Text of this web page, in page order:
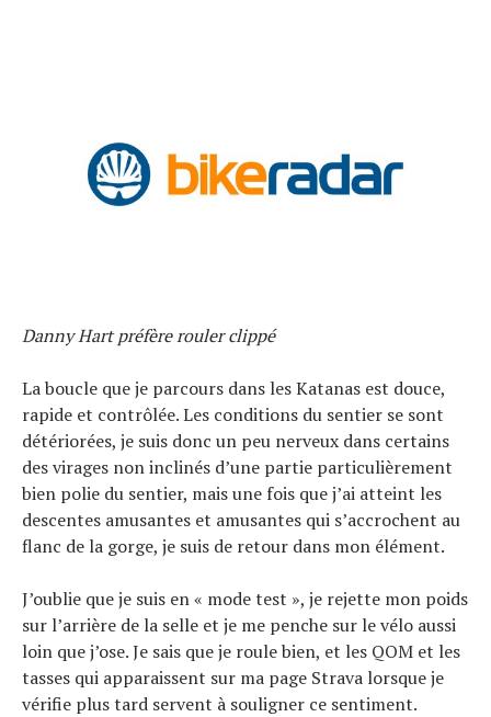
Danny Hart préfère rouler clippé
La boucle que je parcours dans les Katanas est douce,
rapide et contrôlée. Les conditions du sentier se sont
détériorées, je suis donc un peu nerveux dans certains
des virages non inclinés d’une partie particulièrement
bien polie du sentier, mais une fois que j’ai atteint les
descentes amusantes et amusantes qui s’accrochent au
flanc de la gorge, je suis de retour dans mon élément.
J’oublie que je suis en « mode test », je rejette mon poids
sur l’arrière de la selle et je me penche sur le vélo aussi
loin que j’ose. Je sais que je roule bien, et les QOM et les
tasses qui apparaissent sur ma page Strava lorsque je
vérifie plus tard servent à souligner ce sentiment.